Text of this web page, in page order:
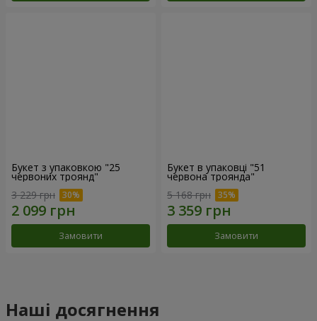
Букет з упаковкою "25
червоних троянд"
3 229 грн
Замовити
Букет в упаковці "51
червона троянда"
5 168 грн
Замовити
Наші досягнення